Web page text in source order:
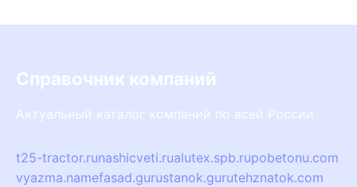
Справочник компаний
Актуальный каталог компаний по всей России
t25-tractor.runashicveti.rualutex.spb.rupobetonu.com
vyazma.namefasad.gurustanok.gurutehznatok.com